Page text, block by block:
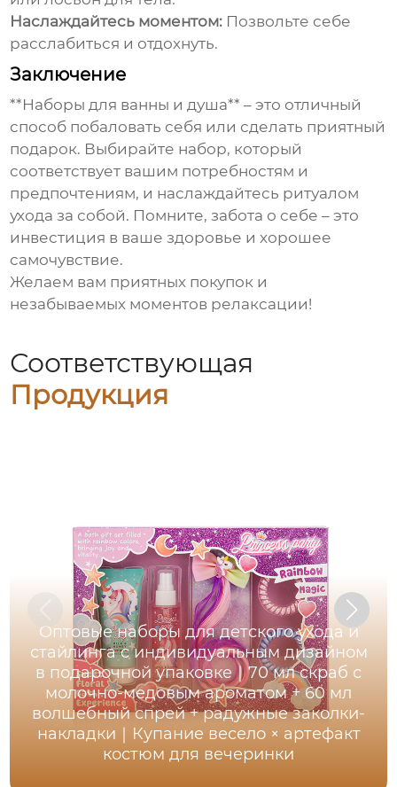
Наслаждайтесь моментом: Позвольте себе
расслабиться и отдохнуть.
Заключение
**Наборы для ванны и душа** – это отличный
способ побаловать себя или сделать приятный
подарок. Выбирайте набор, который
соответствует вашим потребностям и
предпочтениям, и наслаждайтесь ритуалом
ухода за собой. Помните, забота о себе – это
инвестиция в ваше здоровье и хорошее
самочувствие.
Желаем вам приятных покупок и
незабываемых моментов релаксации!
Соответствующая
Продукция
Оптовые наборы для детского ухода и
стайлинга с индивидуальным дизайном
в подарочной упаковке｜70 мл скраб с
молочно-медовым ароматом + 60 мл
волшебный спрей + радужные заколки-
накладки｜Купание весело × артефакт
костюм для вечеринки